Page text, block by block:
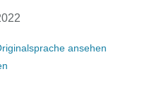
ansehen